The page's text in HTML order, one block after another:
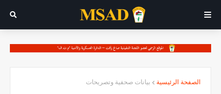
الصفحة الرئيسية بيانات صحفية وتصريحات